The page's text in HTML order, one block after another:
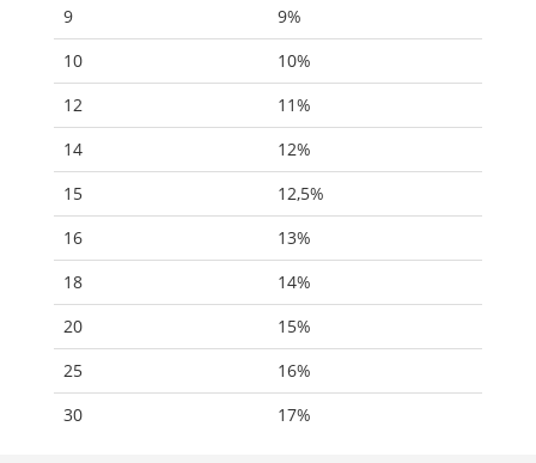
9
9%
10
10%
12
11%
14
12%
15
12,5%
16
13%
18
14%
20
15%
25
16%
30
17%